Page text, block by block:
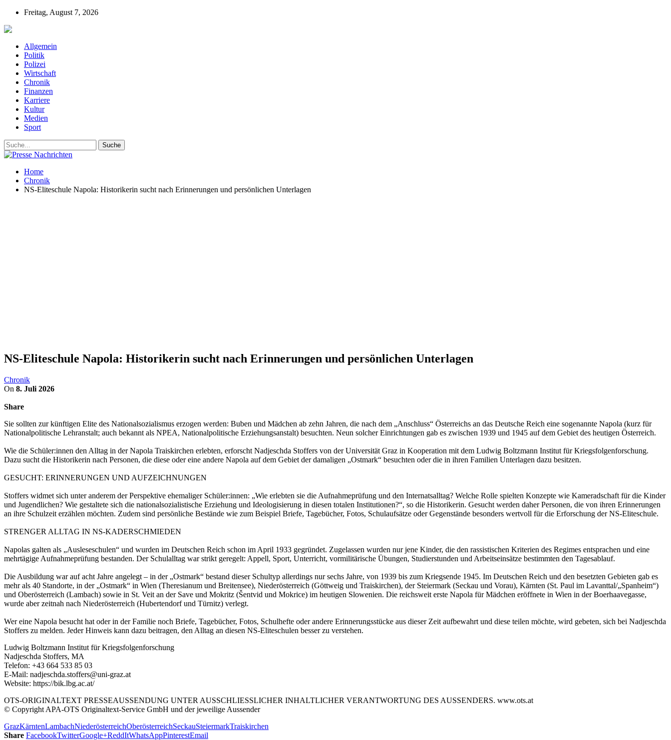
Freitag, August 7, 2026
Allgemein
Politik
Polizei
Wirtschaft
Chronik
Finanzen
Karriere
Kultur
Medien
Sport
Home
Chronik
NS-Eliteschule Napola: Historikerin sucht nach Erinnerungen und persönlichen Unterlagen
NS-Eliteschule Napola: Historikerin sucht nach Erinnerungen und persönlichen Unterlagen
Chronik
On 8. Juli 2026
Share
Sie sollten zur künftigen Elite des Nationalsozialismus erzogen werden: Buben und Mädchen ab zehn Jahren, die nach dem „Anschluss“ Österreichs an das Deutsche Reich eine sogenannte Napola (kurz für
Nationalpolitische Lehranstalt; auch bekannt als NPEA, Nationalpolitische Erziehungsanstalt) besuchten. Neun solcher Einrichtungen gab es zwischen 1939 und 1945 auf dem Gebiet des heutigen Österreich.
Wie die Schüler:innen den Alltag in der Napola Traiskirchen erlebten, erforscht Nadjeschda Stoffers von der Universität Graz in Kooperation mit dem Ludwig Boltzmann Institut für Kriegsfolgenforschung.
Dazu sucht die Historikerin nach Personen, die diese oder eine andere Napola auf dem Gebiet der damaligen „Ostmark“ besuchten oder die in ihren Familien Unterlagen dazu besitzen.
GESUCHT: ERINNERUNGEN UND AUFZEICHNUNGEN
Stoffers widmet sich unter anderem der Perspektive ehemaliger Schüler:innen: „Wie erlebten sie die Aufnahmeprüfung und den Internatsalltag? Welche Rolle spielten Konzepte wie Kameradschaft für die Kinder
und Jugendlichen? Wie gestaltete sich die nationalsozialistische Erziehung und Ideologisierung in diesen totalen Institutionen?“, so die Historikerin. Gesucht werden daher Personen, die von ihren Erinnerungen
an ihre Schulzeit erzählen möchten. Zudem sind persönliche Bestände wie zum Beispiel Briefe, Tagebücher, Fotos, Schulaufsätze oder Gegenstände besonders wertvoll für die Erforschung der NS-Eliteschule.
STRENGER ALLTAG IN NS-KADERSCHMIEDEN
Napolas galten als „Ausleseschulen“ und wurden im Deutschen Reich schon im April 1933 gegründet. Zugelassen wurden nur jene Kinder, die den rassistischen Kriterien des Regimes entsprachen und eine
mehrtägige Aufnahmeprüfung bestanden. Der Schulalltag war strikt geregelt: Appell, Sport, Unterricht, vormilitärische Übungen, Studierstunden und Arbeitseinsätze bestimmten den Tagesablauf.
Die Ausbildung war auf acht Jahre angelegt – in der „Ostmark“ bestand dieser Schultyp allerdings nur sechs Jahre, von 1939 bis zum Kriegsende 1945. Im Deutschen Reich und den besetzten Gebieten gab es
mehr als 40 Standorte, in der „Ostmark“ in Wien (Theresianum und Breitensee), Niederösterreich (Göttweig und Traiskirchen), der Steiermark (Seckau und Vorau), Kärnten (St. Paul im Lavanttal/„Spanheim“)
und Oberösterreich (Lambach) sowie in St. Veit an der Save und Mokritz (Šentvid und Mokrice) im heutigen Slowenien. Die reichsweit erste Napola für Mädchen eröffnete in Wien in der Boerhaavegasse,
wurde aber zeitnah nach Niederösterreich (Hubertendorf und Türnitz) verlegt.
Wer eine Napola besucht hat oder in der Familie noch Briefe, Tagebücher, Fotos, Schulhefte oder andere Erinnerungsstücke aus dieser Zeit aufbewahrt und diese teilen möchte, wird gebeten, sich bei Nadjeschda
Stoffers zu melden. Jeder Hinweis kann dazu beitragen, den Alltag an diesen NS-Eliteschulen besser zu verstehen.
Ludwig Boltzmann Institut für Kriegsfolgenforschung
Nadjeschda Stoffers, MA
Telefon: +43 664 533 85 03
E-Mail: nadjeschda.stoffers@uni-graz.at
Website: https://bik.lbg.ac.at/
OTS-ORIGINALTEXT PRESSEAUSSENDUNG UNTER AUSSCHLIESSLICHER INHALTLICHER VERANTWORTUNG DES AUSSENDERS. www.ots.at
© Copyright APA-OTS Originaltext-Service GmbH und der jeweilige Aussender
GrazKärntenLambachNiederösterreichOberösterreichSeckauSteiermarkTraiskirchen
Share FacebookTwitterGoogle+ReddItWhatsAppPinterestEmail